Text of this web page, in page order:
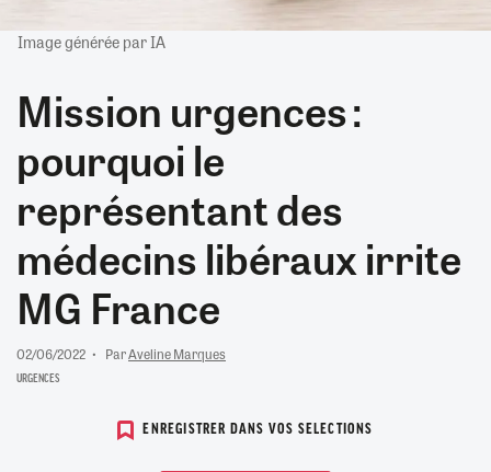
Image générée par IA
Mission urgences :
pourquoi le
représentant des
médecins libéraux irrite
MG France
02/06/2022 ParAveline Marques
URGENCES
ENREGISTRER DANS VOS SELECTIONS